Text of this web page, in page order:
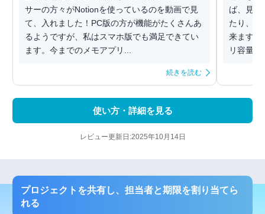
サーの方々がNotionを使っているのを動画で見
て、入れました！PC版の方が機能がたくさんあ
るようですが、私はスマホ版でも満足できてい
ます。今までのメモアプリ...
続きを読む
ば、見出
たり、自
来ます。
リ容量
使い方・詳細を見る
レビュー更新日:2025年10月14日
プロジェクトを共有し、担当者と期限を割り当てら
れる